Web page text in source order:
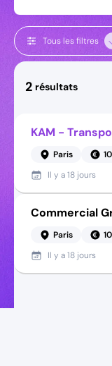
Tous les filtres
2 résultats
KAM -
Paris
Il y a18 jours
Commercial
Paris
Il y a18 jours